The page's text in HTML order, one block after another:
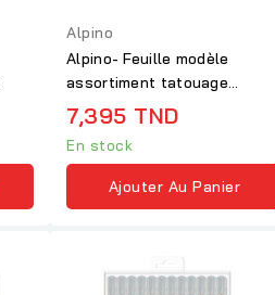
Alpino
Alpino- Feuille modèle
assortiment tatouage
métallique
7,395 TND
En stock
Ajouter Au Panier